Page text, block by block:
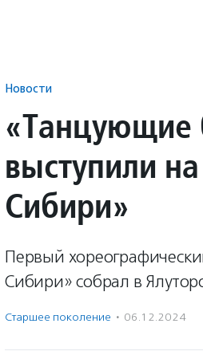
Новости
выступили
Сибири»
Первый
Сибири» собрал в
Старшее поколение · 06.12.2024